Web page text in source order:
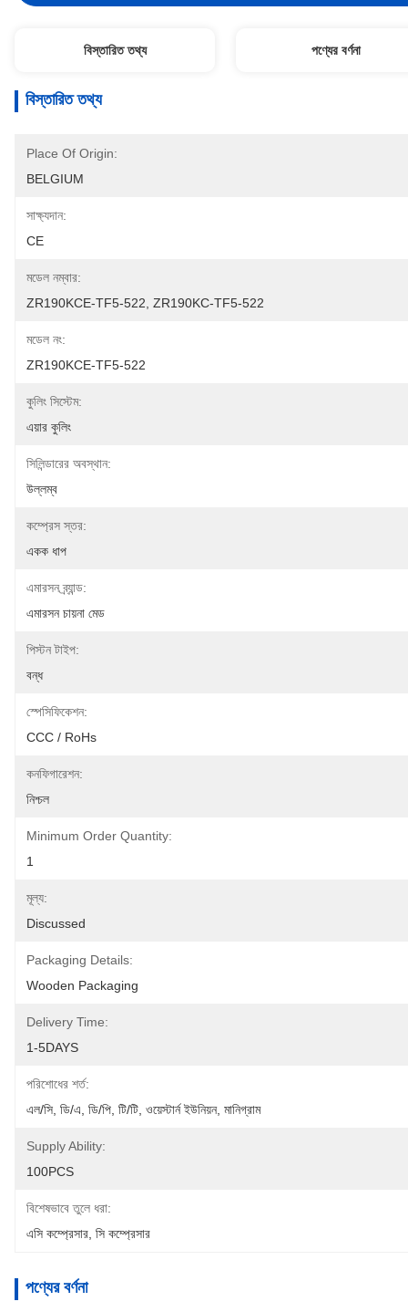
বিস্তারিত তথ্য পণ্যের বর্ণনা
বিস্তারিত তথ্য
Place Of Origin:
BELGIUM
সাক্ষ্যদান:
CE
মডেল নম্বার:
ZR190KCE-TF5-522, ZR190KC-TF5-522
মডেল নং:
ZR190KCE-TF5-522
কুলিং সিস্টেম:
এয়ার কুলিং
সিলিন্ডারের অবস্থান:
উল্লম্ব
কম্প্রেস স্তর:
একক ধাপ
এমারসন ব্র্যান্ড:
এমারসন চায়না মেড
পিস্টন টাইপ:
বন্ধ
স্পেসিফিকেশন:
CCC / RoHs
কনফিগারেশন:
নিশ্চল
Minimum Order Quantity:
1
মূল্য:
Discussed
Packaging Details:
Wooden Packaging
Delivery Time:
1-5DAYS
পরিশোধের শর্ত:
এল/সি, ডি/এ, ডি/পি, টি/টি, ওয়েস্টার্ন ইউনিয়ন, মানিগ্রাম
Supply Ability:
100PCS
বিশেষভাবে তুলে ধরা:
এসি কম্প্রেসার সি কম্প্রেসার
পণ্যের বর্ণনা